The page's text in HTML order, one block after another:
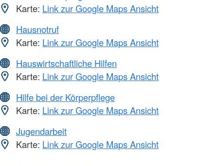
Karte: Link zur Google Maps Ansicht
Hausnotruf
Karte: Link zur Google Maps Ansicht
Hauswirtschaftliche Hilfen
Karte: Link zur Google Maps Ansicht
Hilfe bei der Körperpflege
Karte: Link zur Google Maps Ansicht
Jugendarbeit
Karte: Link zur Google Maps Ansicht